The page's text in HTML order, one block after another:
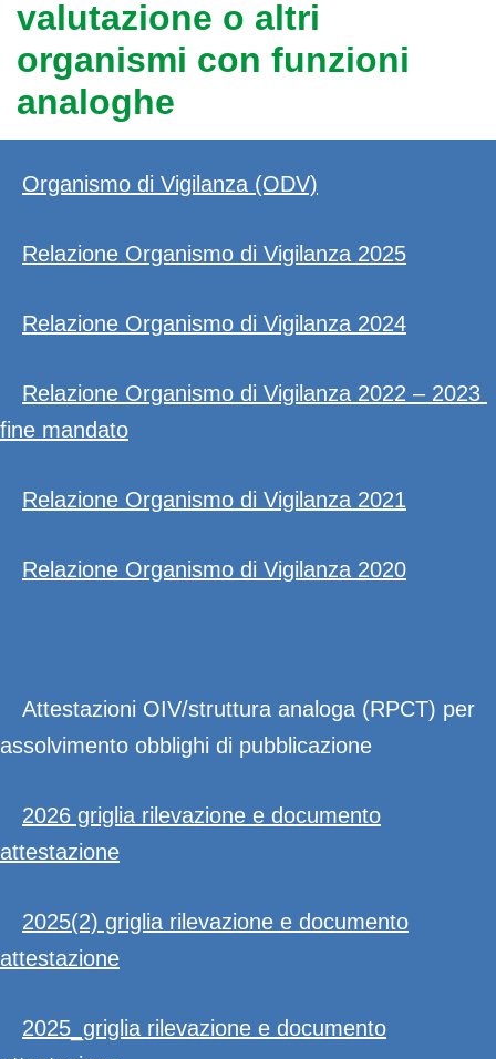
valutazione o altri
organismi con funzioni
analoghe
Organismo di Vigilanza (ODV)
Relazione Organismo di Vigilanza 2025
Relazione Organismo di Vigilanza 2024
Relazione Organismo di Vigilanza 2022 – 2023
fine mandato
Relazione Organismo di Vigilanza 2021
Relazione Organismo di Vigilanza 2020
Attestazioni OIV/struttura analoga (RPCT) per
assolvimento obblighi di pubblicazione
2026 griglia rilevazione e documento
attestazione
2025(2) griglia rilevazione e documento
attestazione
2025_griglia rilevazione e documento